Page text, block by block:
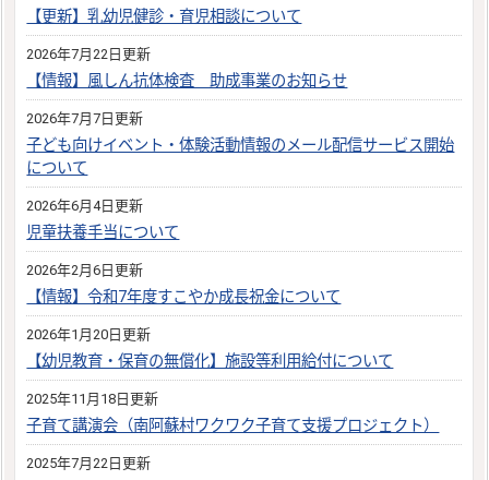
【更新】乳幼児健診・育児相談について
2026年7月22日更新
【情報】風しん抗体検査 助成事業のお知らせ
2026年7月7日更新
子ども向けイベント・体験活動情報のメール配信サービス開始
について
2026年6月4日更新
児童扶養手当について
2026年2月6日更新
【情報】令和7年度すこやか成長祝金について
2026年1月20日更新
【幼児教育・保育の無償化】施設等利用給付について
2025年11月18日更新
子育て講演会（南阿蘇村ワクワク子育て支援プロジェクト）
2025年7月22日更新